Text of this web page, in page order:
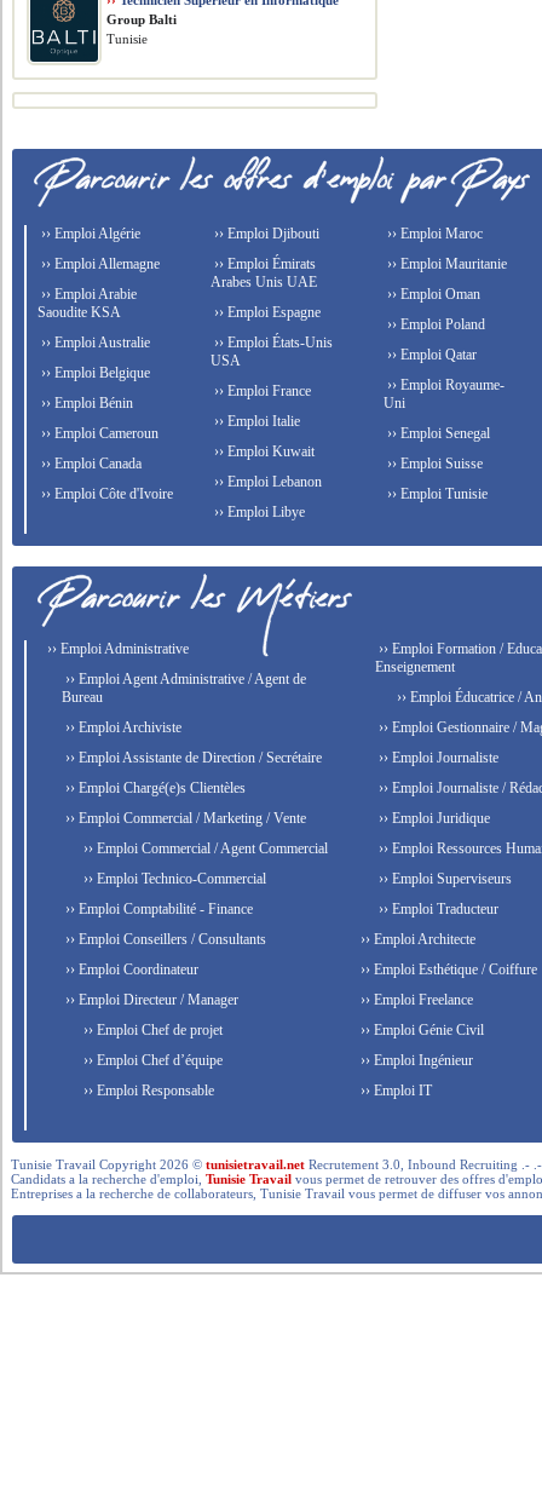
Group Balti
Tunisie
›› Emploi Algérie
›› Emploi Allemagne
›› Emploi Arabie
Saoudite KSA
›› Emploi Australie
›› Emploi Belgique
›› Emploi Bénin
›› Emploi Cameroun
›› Emploi Canada
›› Emploi Côte d'Ivoire
›› Emploi Djibouti
›› Emploi Émirats
Arabes Unis UAE
›› Emploi Espagne
›› Emploi États-Unis
USA
›› Emploi France
›› Emploi Italie
›› Emploi Kuwait
›› Emploi Lebanon
›› Emploi Libye
›› Emploi Maroc
›› Emploi Mauritanie
›› Emploi Oman
›› Emploi Poland
›› Emploi Qatar
›› Emploi Royaume-
Uni
›› Emploi Senegal
›› Emploi Suisse
›› Emploi Tunisie
›› Emploi Administrative
›› Emploi Agent Administrative / Agent de
Bureau
›› Emploi Archiviste
›› Emploi Assistante de Direction / Secrétaire
›› Emploi Chargé(e)s Clientèles
›› Emploi Commercial / Marketing / Vente
›› Emploi Commercial / Agent Commercial
›› Emploi Technico-Commercial
›› Emploi Comptabilité - Finance
›› Emploi Conseillers / Consultants
›› Emploi Coordinateur
›› Emploi Directeur / Manager
›› Emploi Chef de projet
›› Emploi Chef d’équipe
›› Emploi Responsable
›› Emploi Formation /
Enseignement
›› Emploi Éducatrice /
›› Emploi Gestionnaire /
›› Emploi Journaliste
›› Emploi Journaliste /
›› Emploi Juridique
›› Emploi Ressources
›› Emploi Superviseurs
›› Emploi Traducteur
›› Emploi Architecte
›› Emploi Esthétique / Coiffure
›› Emploi Freelance
›› Emploi Génie Civil
›› Emploi Ingénieur
›› Emploi IT
Tunisie Travail Copyright 2026 ©tunisietravail.net Recrutement 3.0, Inbound Recruiting .-
Candidats a la recherche d'emploi,Tunisie Travail vous permet de retrouver des offres
Entreprises a la recherche de collaborateurs, Tunisie Travail vous permet de diffuser vos